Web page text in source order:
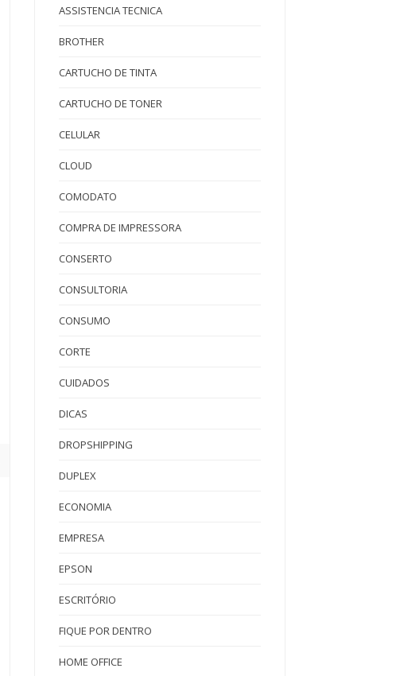
ASSISTENCIA TECNICA
BROTHER
CARTUCHO DE TINTA
CARTUCHO DE TONER
CELULAR
CLOUD
COMODATO
COMPRA DE IMPRESSORA
CONSERTO
CONSULTORIA
CONSUMO
CORTE
CUIDADOS
DICAS
DROPSHIPPING
DUPLEX
ECONOMIA
EMPRESA
EPSON
ESCRITÓRIO
FIQUE POR DENTRO
HOME OFFICE